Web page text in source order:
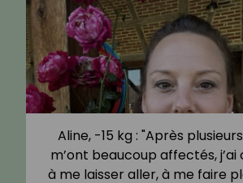
Aline, -15 kg : "Après
m’ont beaucoup affectés,
à me laisser aller, à me faire